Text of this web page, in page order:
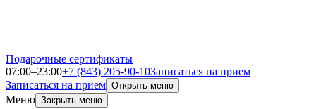
Подарочные сертификаты
07:00–23:00+7 (843) 205-90-10Записаться на прием
Записаться на прием Открыть меню
Меню Закрыть меню